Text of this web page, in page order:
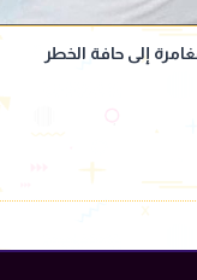
إلى حافة الخطر